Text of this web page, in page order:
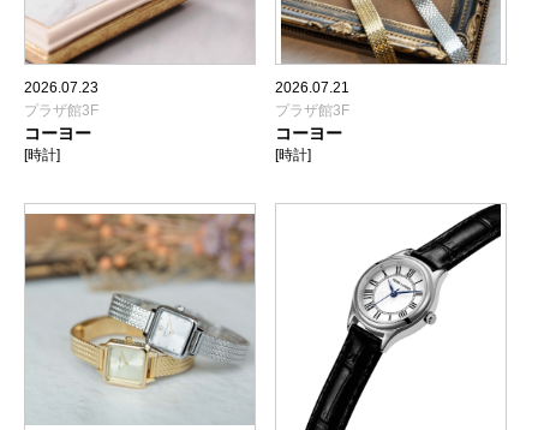
2026.07.23
プラザ館3F
コーヨー
[時計]
2026.07.21
プラザ館3F
コーヨー
[時計]